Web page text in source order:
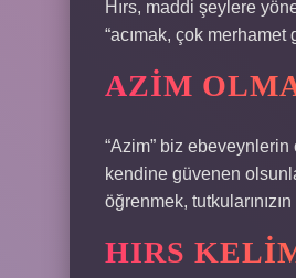
Hırs, maddi şeylere
“acımak, çok merhamet
AZIM
“Azim” biz ebeveynlerin
kendine güvenen
öğrenmek,
HIRS